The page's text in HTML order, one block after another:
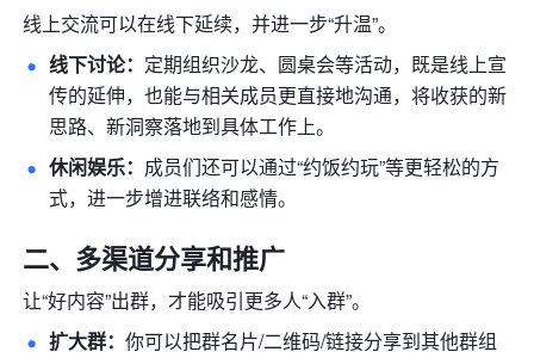
线上交流可以在线下延续，并进一步“升温”。
线下讨论： 定期组织沙龙、圆桌会等活动，既是线上宣
传的延伸，也能与相关成员更直接地沟通，将收获的新
思路、新洞察落地到具体工作上。
休闲娱乐： 成员们还可以通过“约饭约玩”等更轻松的方
式，进一步增进联络和感情。
二、多渠道分享和推广
让“好内容”出群，才能吸引更多人“入群”。
扩大群：你可以把群名片/二维码/链接分享到其他群组